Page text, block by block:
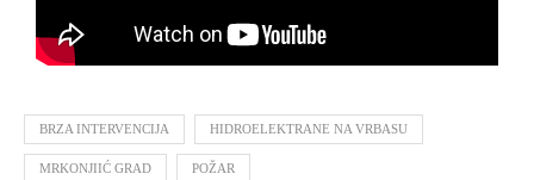
BRZA INTERVENCIJA HIDROELEKTRANE NA VRBASU
MRKONJIIĆ GRAD POŽAR